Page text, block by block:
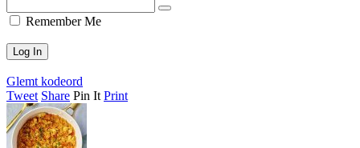
Remember Me
Glemt kodeord
Tweet Share Pin It Print